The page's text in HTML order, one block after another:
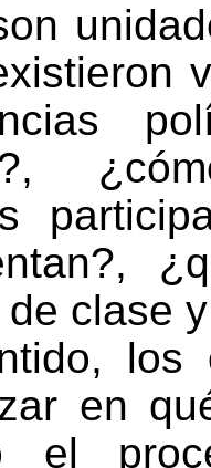
clase
los
en
el